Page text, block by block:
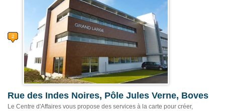
Rue des Indes Noires, Pôle Jules Verne, Boves
Le Centre d'Affaires vous propose des services à la carte pour créer,